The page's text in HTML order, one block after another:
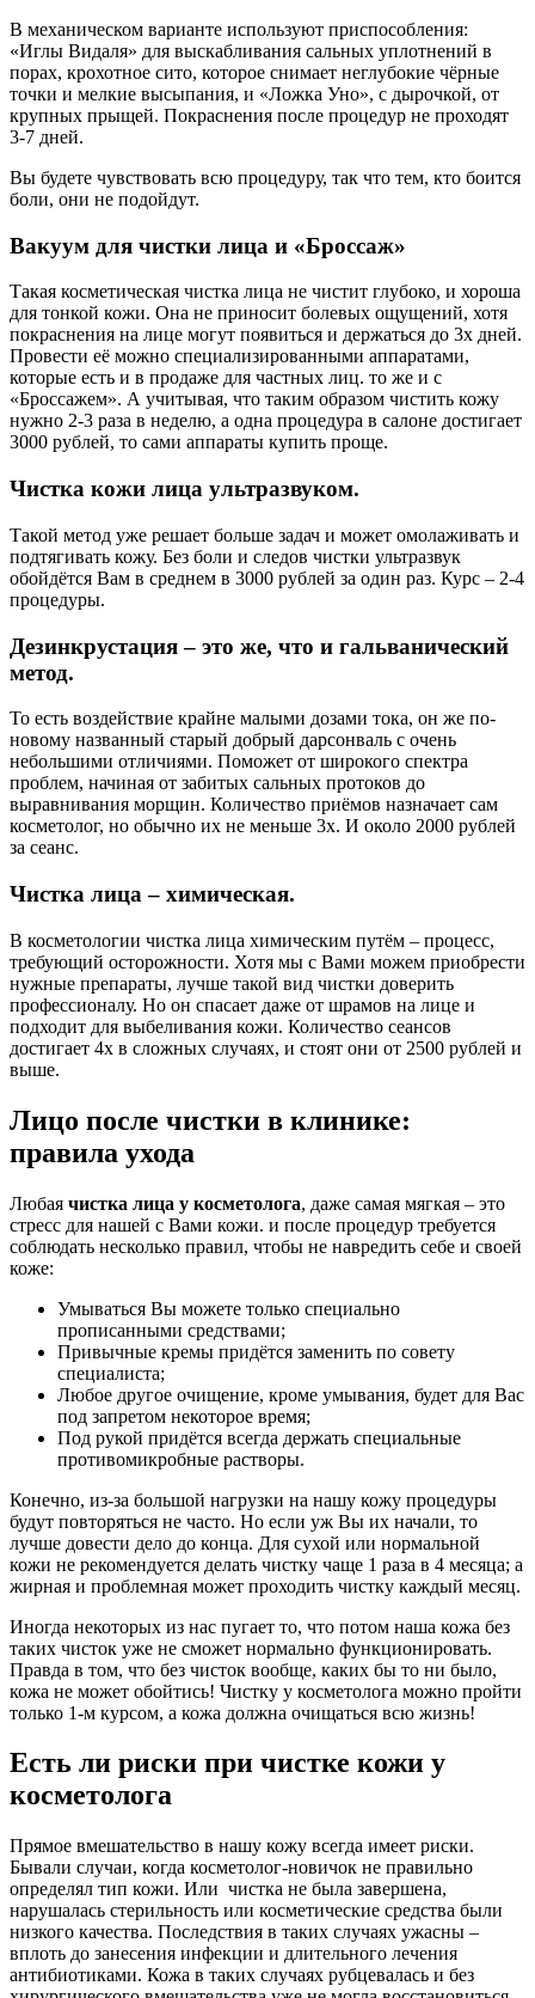
В механическом варианте используют приспособления:
«Иглы Видаля» для выскабливания сальных уплотнений в
порах, крохотное сито, которое снимает неглубокие чёрные
точки и мелкие высыпания, и «Ложка Уно», с дырочкой, от
крупных прыщей. Покраснения после процедур не проходят
3-7 дней.
Вы будете чувствовать всю процедуру, так что тем, кто боится
боли, они не подойдут.
Вакуум для чистки лица и «Броссаж»
Такая косметическая чистка лица не чистит глубоко, и хороша
для тонкой кожи. Она не приносит болевых ощущений, хотя
покраснения на лице могут появиться и держаться до 3х дней.
Провести её можно специализированными аппаратами,
которые есть и в продаже для частных лиц. то же и с
«Броссажем». А учитывая, что таким образом чистить кожу
нужно 2-3 раза в неделю, а одна процедура в салоне достигает
3000 рублей, то сами аппараты купить проще.
Чистка кожи лица ультразвуком.
Такой метод уже решает больше задач и может омолаживать и
подтягивать кожу. Без боли и следов чистки ультразвук
обойдётся Вам в среднем в 3000 рублей за один раз. Курс – 2-4
процедуры.
Дезинкрустация – это же, что и гальванический
метод.
То есть воздействие крайне малыми дозами тока, он же по-
новому названный старый добрый дарсонваль с очень
небольшими отличиями. Поможет от широкого спектра
проблем, начиная от забитых сальных протоков до
выравнивания морщин. Количество приёмов назначает сам
косметолог, но обычно их не меньше 3х. И около 2000 рублей
за сеанс.
Чистка лица – химическая.
В косметологии чистка лица химическим путём – процесс,
требующий осторожности. Хотя мы с Вами можем приобрести
нужные препараты, лучше такой вид чистки доверить
профессионалу. Но он спасает даже от шрамов на лице и
подходит для выбеливания кожи. Количество сеансов
достигает 4х в сложных случаях, и стоят они от 2500 рублей и
выше.
Лицо после чистки в клинике:
правила ухода
Любая чистка лица у косметолога, даже самая мягкая – это
стресс для нашей с Вами кожи. и после процедур требуется
соблюдать несколько правил, чтобы не навредить себе и своей
коже:
Умываться Вы можете только специально
прописанными средствами;
Привычные кремы придётся заменить по совету
специалиста;
Любое другое очищение, кроме умывания, будет для Вас
под запретом некоторое время;
Под рукой придётся всегда держать специальные
противомикробные растворы.
Конечно, из-за большой нагрузки на нашу кожу процедуры
будут повторяться не часто. Но если уж Вы их начали, то
лучше довести дело до конца. Для сухой или нормальной
кожи не рекомендуется делать чистку чаще 1 раза в 4 месяца; а
жирная и проблемная может проходить чистку каждый месяц.
Иногда некоторых из нас пугает то, что потом наша кожа без
таких чисток уже не сможет нормально функционировать.
Правда в том, что без чисток вообще, каких бы то ни было,
кожа не может обойтись! Чистку у косметолога можно пройти
только 1-м курсом, а кожа должна очищаться всю жизнь!
Есть ли риски при чистке кожи у
косметолога
Прямое вмешательство в нашу кожу всегда имеет риски.
Бывали случаи, когда косметолог-новичок не правильно
определял тип кожи. Или чистка не была завершена,
нарушалась стерильность или косметические средства были
низкого качества. Последствия в таких случаях ужасны –
вплоть до занесения инфекции и длительного лечения
антибиотиками. Кожа в таких случаях рубцевалась и без